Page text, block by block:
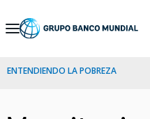
Skip
Navigation
ENTENDIENDO LA POBREZA